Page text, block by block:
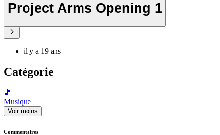
Project Arms Opening 1
il y a 19 ans
Catégorie
🎵
Musique
Voir moins
Commentaires